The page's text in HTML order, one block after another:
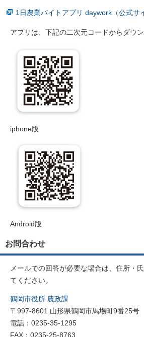
1日農業バイトアプリ daywork（公式サ
アプリは、下記の二次元コードからダウン
iphone版
Android版
お問合わせ
メールでの回答が必要な場合は、住所・
てください。
鶴岡市役所 農政課
〒997-8601 山形県鶴岡市馬場町9番25号
電話：0235-35-1295
FAX：0235-25-8763